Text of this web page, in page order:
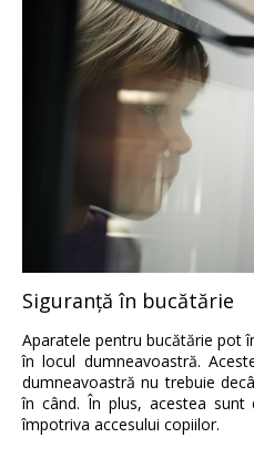
Siguranţă în bucătărie
Aparatele pentru bucătărie pot
în locul dumneavoastră.
dumneavoastră nu trebuie
în când. În plus, acestea
împotriva accesului copiilor.